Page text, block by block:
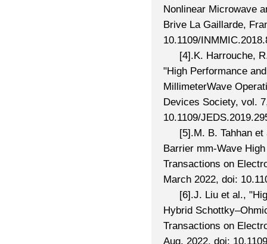
Nonlinear Microwave
Brive La Gaillarde,
10.1109/
[4].K. Harrouche,
"High Performance
MillimeterWave
Devices Society, vol.
10.1109/
[5].M. B. Tahhan
Barrier mm-Wave
Transactions on
March 2022, doi:
[6].J. Liu et al.,
Hybrid
Transactions on
Aug. 2022, doi: